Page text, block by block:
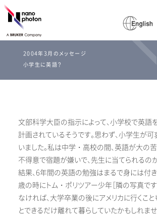
2004年3月のメッセージ
小学生に英語？
文部科学大臣の指示によって、小学校で英語
計画されているそうです。思わず、小学生が可
いました。私は中学・高校の間、英語が大の
不得意で宿題が嫌いで、先生に当てられるの
結果、6年間の英語の勉強はまるで身には付き
歳の時にトム・ポリツアー少年［隣の写真で
なければ、大学卒業の後にアメリカに行くこと
とできるだけ離れて暮らしていたかもしれませ